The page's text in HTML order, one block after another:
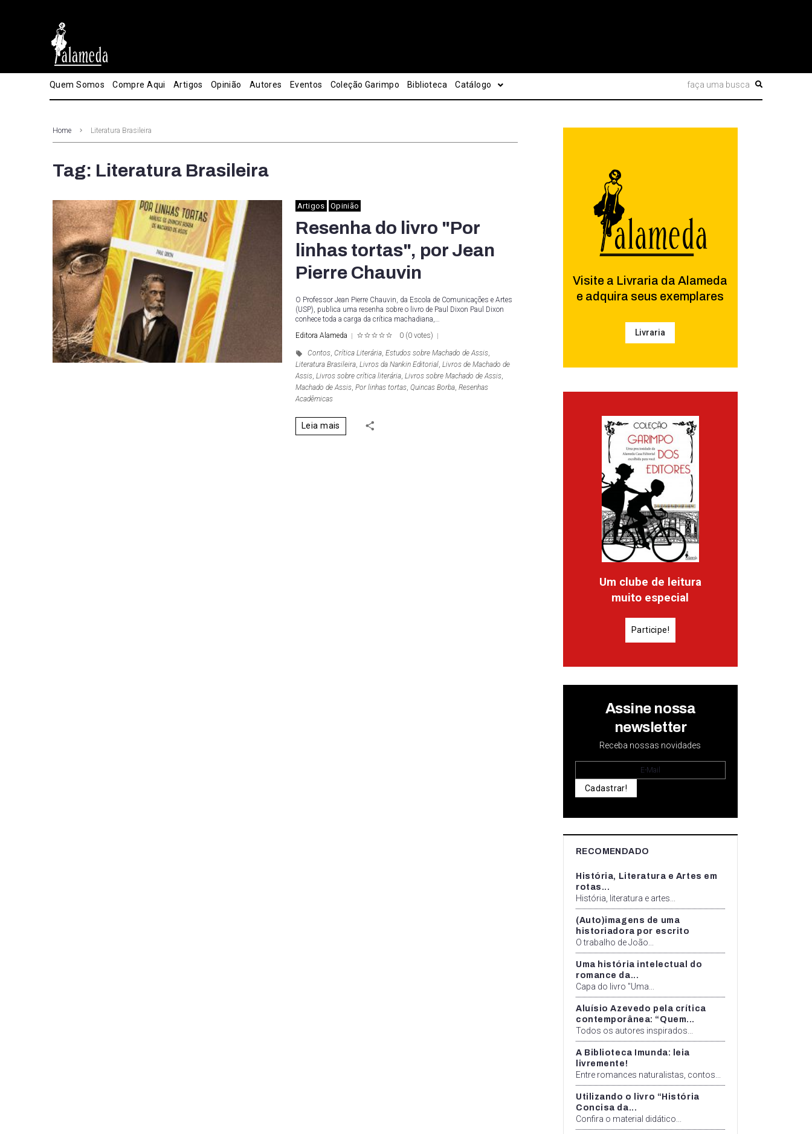
Quem Somos Compre Aqui Artigos Opinião Autores Eventos Coleção Garimpo Biblioteca Catálogo
Home Literatura Brasileira
Tag: Literatura Brasileira
Artigos Opinião
Resenha do livro "Por
linhas tortas", por Jean
Pierre Chauvin
O Professor Jean Pierre Chauvin, da Escola de Comunicações e Artes
(USP), publica uma resenha sobre o livro de Paul Dixon Paul Dixon
conhece toda a carga da crítica machadiana,…
Editora Alameda
0 (0 votes)
Contos, Crítica Literária, Estudos sobre Machado de Assis,
Literatura Brasileira, Livros da Nankin Editorial, Livros de Machado de
Assis, Livros sobre crítica literária, Livros sobre Machado de Assis,
Machado de Assis, Por linhas tortas, Quincas Borba, Resenhas
Acadêmicas
Leia mais
Visite a Livraria da Alameda
e adquira seus exemplares
Livraria
Um clube de leitura
muito especial
Participe!
Assine nossa
newsletter
Receba nossas novidades
Cadastrar!
RECOMENDADO
História, Literatura e Artes em
rotas...
História, literatura e artes...
(Auto)imagens de uma
historiadora por escrito
O trabalho de João...
Uma história intelectual do
romance da...
Capa do livro "Uma...
Aluísio Azevedo pela crítica
contemporânea: “Quem...
Todos os autores inspirados...
A Biblioteca Imunda: leia
livremente!
Entre romances naturalistas, contos...
Utilizando o livro “História
Concisa da...
Confira o material didático...